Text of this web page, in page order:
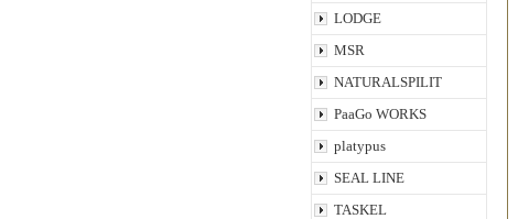
LODGE
MSR
NATURALSPILIT
PaaGo WORKS
platypus
SEAL LINE
TASKEL